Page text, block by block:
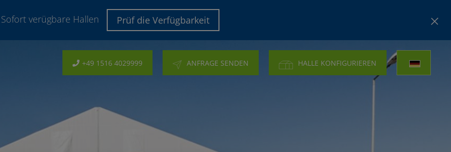
Sofort verügbare Hallen Prüf die Verfügbarkeit
+49 1516 4029999 ANFRAGE SENDEN HALLE KONFIGURIEREN